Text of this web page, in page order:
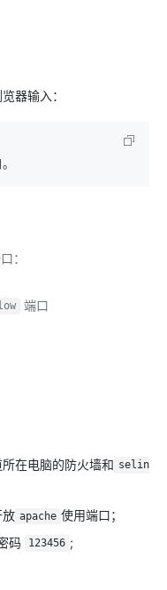
器输入：
：
端口
在电脑的防火墙和 selin
放 apache 使用端口；
码 123456 ;